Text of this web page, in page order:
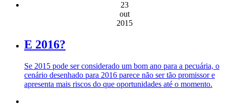
23
out
2015
E 2016?
Se 2015 pode ser considerado um bom ano para a pecuária, o
cenário desenhado para 2016 parece não ser tão promissor e
apresenta mais riscos do que oportunidades até o momento.